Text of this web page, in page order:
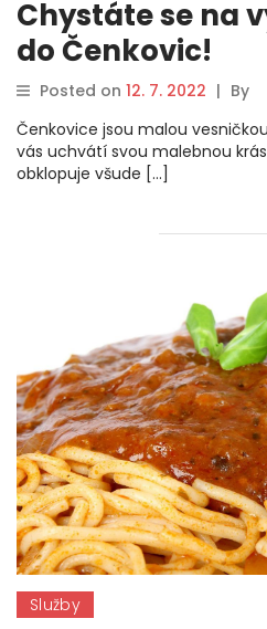
Chystáte se na
do Čenkovic!
Posted on 12. 7. 2022 | By
Čenkovice jsou malou
vás uchvátí svou malebnou
obklopuje všude […]
Služby